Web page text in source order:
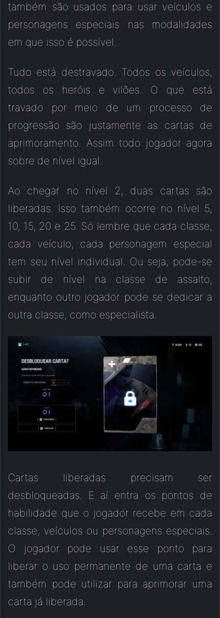
também são usados para usar veículos e
personagens especiais nas modalidades
em que isso é possível.
Tudo está destravado. Todos os veículos,
todos os heróis e vilões. O que está
travado por meio de um processo de
progressão são justamente as cartas de
aprimoramento. Assim todo jogador agora
sobre de nível igual.
Ao chegar no nível 2, duas cartas são
liberadas. Isso também ocorre no nível 5,
10, 15, 20 e 25. Só lembre que cada classe,
cada veículo, cada personagem especial
tem seu nível individual. Ou seja, pode-se
subir de nível na classe de assalto,
enquanto outro jogador pode se dedicar a
outra classe, como especialista.
Cartas liberadas precisam ser
desbloqueadas. E aí entra os pontos de
habilidade que o jogador recebe em cada
classe, veículos ou personagens especiais.
O jogador pode usar esse ponto para
liberar o uso permanente de uma carta e
também pode utilizar para aprimorar uma
carta já liberada.